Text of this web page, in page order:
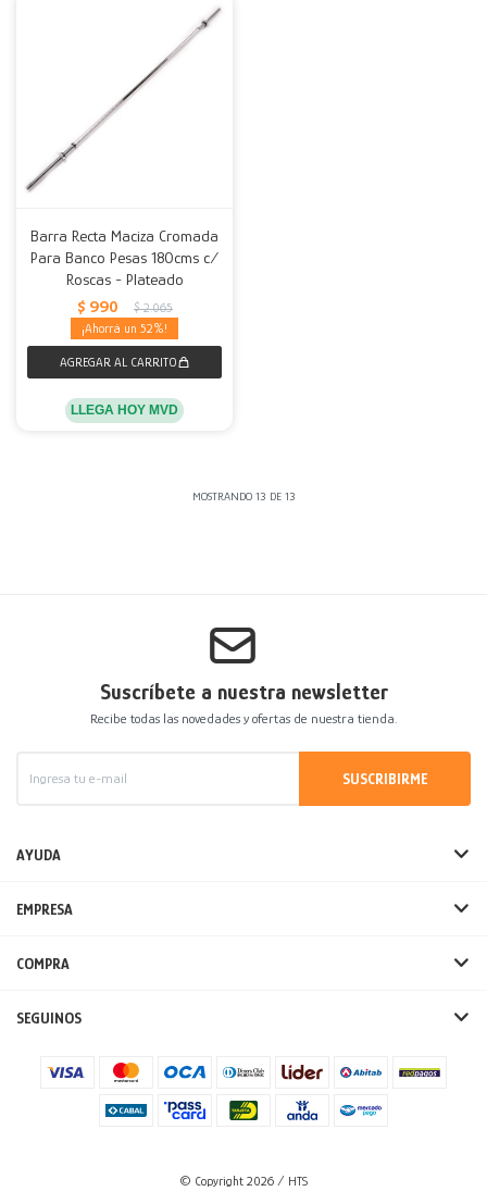
Barra Recta Maciza Cromada
Para Banco Pesas 180cms c/
Roscas - Plateado
$ 990 $ 2.065
52
LLEGA HOY MVD
MOSTRANDO 13 DE 13
Suscríbete a nuestra newsletter
Recibe todas las novedades y ofertas de nuestra tienda.
SUSCRIBIRME
AYUDA
EMPRESA
COMPRA
SEGUINOS
© Copyright 2026 / HTS